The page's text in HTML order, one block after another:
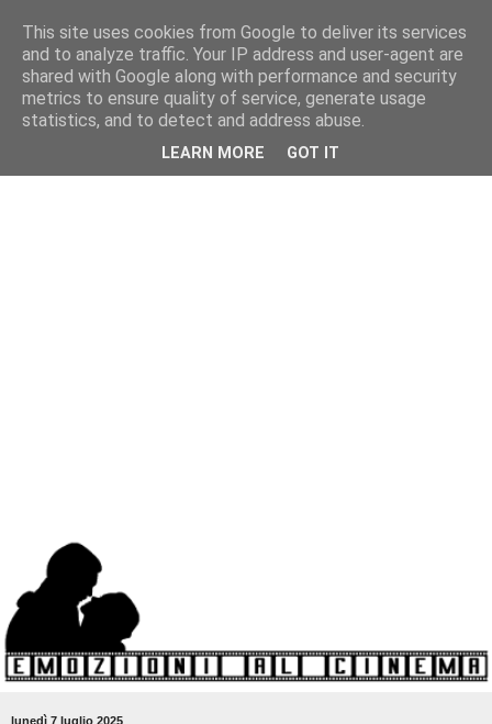
lunedì 7 luglio 2025
This site uses cookies from Google to deliver its services
and to analyze traffic. Your IP address and user-agent are
shared with Google along with performance and security
metrics to ensure quality of service, generate usage
statistics, and to detect and address abuse.
LEARN MORE GOT IT